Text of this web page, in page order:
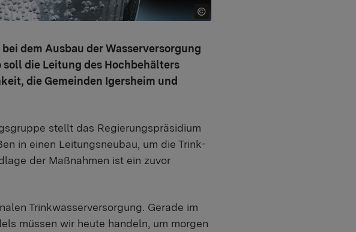
dem Ausbau der Wasserversorgung
soll die Leitung des Hochbehälters
die Gemeinden Igersheim und
stellt das Regierungspräsidium
in einen Leitungsneubau, um die Trink-
der Maßnahmen ist ein zuvor
Trinkwasserversorgung. Gerade im
müssen wir heute handeln, um morgen